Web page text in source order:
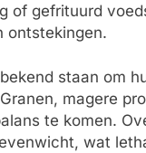
of gefrituurd
ontstekingen.
staan om
magere
te komen.
wat